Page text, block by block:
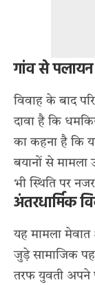
गांव से पलायन
विवाह के बाद
दावा है कि
का कहना है कि
बयानों से मामला
भी स्थिति पर
अंतरधार्मिक
यह मामला मेवात
जुड़े सामाजिक
तरफ युवती अपने